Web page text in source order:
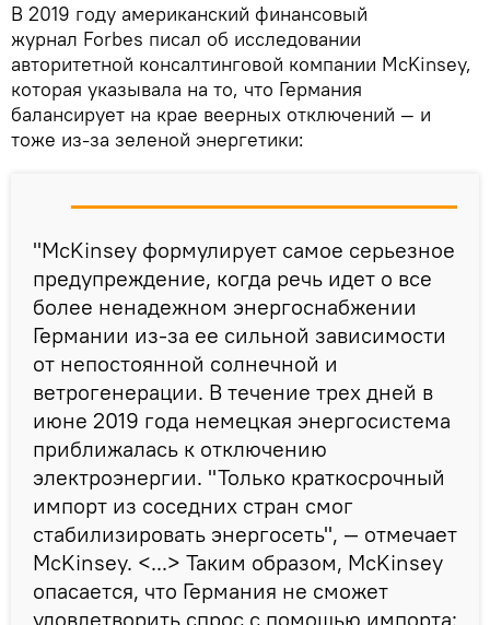
В 2019 году американский финансовый
журнал Forbes писал об исследовании
авторитетной консалтинговой компании McKinsey,
которая указывала на то, что Германия
балансирует на крае веерных отключений — и
тоже из-за зеленой энергетики:
"McKinsey формулирует самое серьезное
предупреждение, когда речь идет о все
более ненадежном энергоснабжении
Германии из-за ее сильной зависимости
от непостоянной солнечной и
ветрогенерации. В течение трех дней в
июне 2019 года немецкая энергосистема
приближалась к отключению
электроэнергии. "Только краткосрочный
импорт из соседних стран смог
стабилизировать энергосеть", — отмечает
McKinsey. <...> Таким образом, McKinsey
опасается, что Германия не сможет
удовлетворить спрос с помощью импорта: